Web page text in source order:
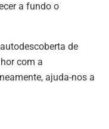
a fundo o
de
com a
ajuda-nos a